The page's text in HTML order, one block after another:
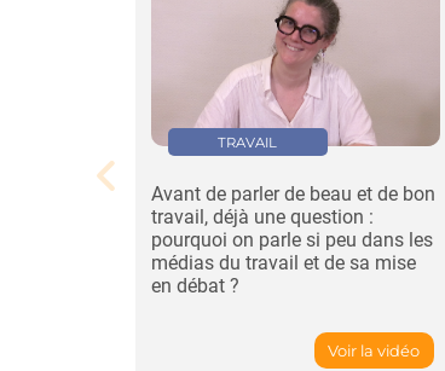
TRAVAIL
Avant de parler de beau et de bon
travail, déjà une question :
pourquoi on parle si peu dans les
médias du travail et de sa mise
en débat ?
Voir la vidéo